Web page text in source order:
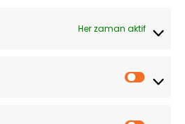
Her zaman aktif